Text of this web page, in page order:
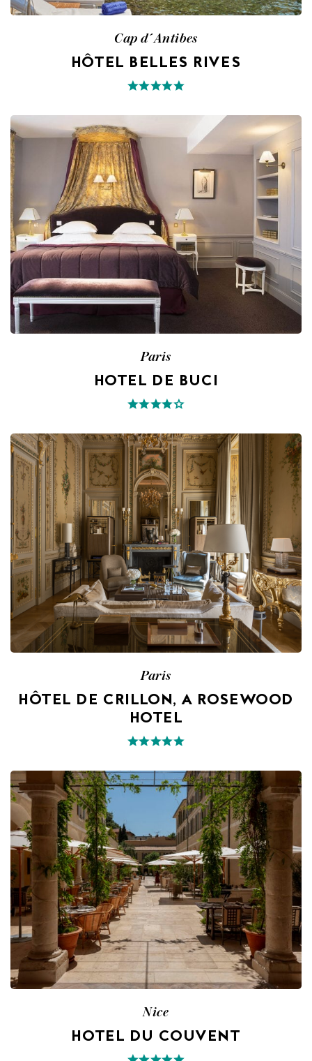
Cap d´Antibes
HÔTEL BELLES RIVES
Paris
HOTEL DE BUCI
Paris
HÔTEL DE CRILLON, A ROSEWOOD
HOTEL
Nice
HOTEL DU COUVENT